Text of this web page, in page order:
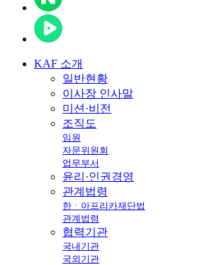
KAF 소개
일반현황
이사장 인사말
미션·비전
조직도
임원
자문위원회
업무부서
윤리·인권경영
관계법령
한ㆍ아프리카재단법
관계법령
협력기관
국내기관
국외기관